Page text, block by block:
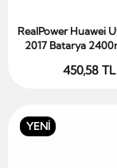
Sepete Ekle
RealPower Huawei
2017 Batarya
450,58 TL
YENİ